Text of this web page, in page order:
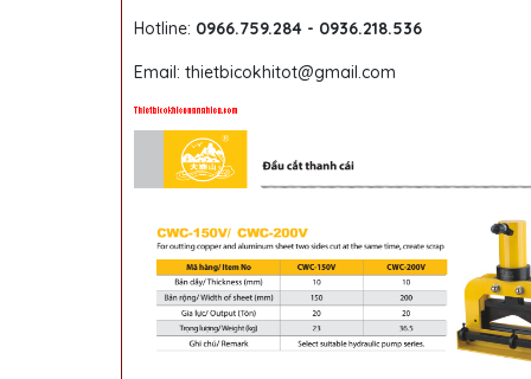
Hotline: 0966.759.284 - 0936.218.536
Email: thietbicokhitot@gmail.com